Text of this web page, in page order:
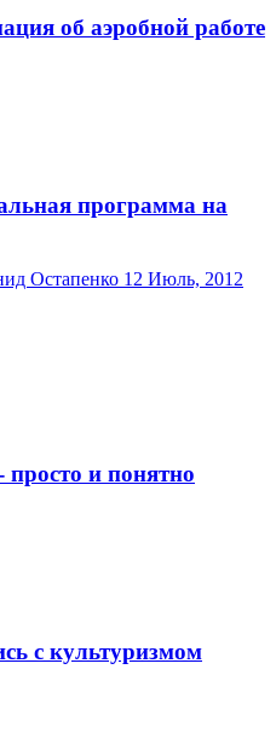
об аэробной работе
программа на
Остапенко 12 Июль, 2012
и понятно
с культуризмом